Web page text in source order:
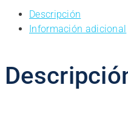
PescadosDescripción
Información adicional